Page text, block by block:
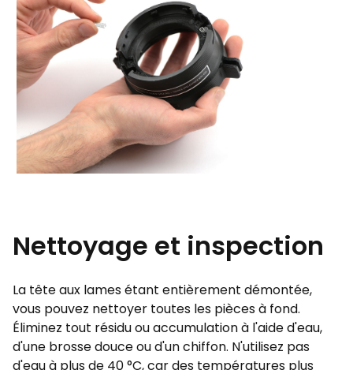
Nettoyage et inspection
La tête aux lames étant entièrement démontée,
vous pouvez nettoyer toutes les pièces à fond.
Éliminez tout résidu ou accumulation à l'aide d'eau,
d'une brosse douce ou d'un chiffon. N'utilisez pas
d'eau à plus de 40 °C, car des températures plus